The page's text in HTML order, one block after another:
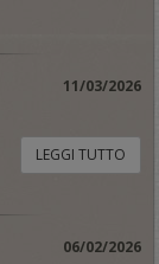
11/03/2026
LEGGI TUTTO
06/02/2026